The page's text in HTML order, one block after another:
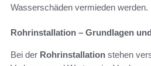
Wasserschäden vermieden werden.
Rohrinstallation – Grundlagen
Bei der Rohrinstallation stehen